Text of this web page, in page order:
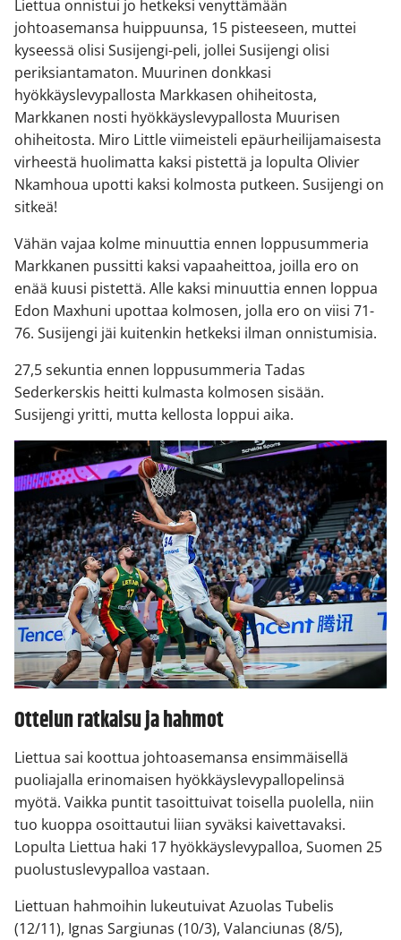
Liettua onnistui jo hetkeksi venyttämään
johtoasemansa huippuunsa, 15 pisteeseen, muttei
kyseessä olisi Susijengi-peli, jollei Susijengi olisi
periksiantamaton. Muurinen donkkasi
hyökkäyslevypallosta Markkasen ohiheitosta,
Markkanen nosti hyökkäyslevypallosta Muurisen
ohiheitosta. Miro Little viimeisteli epäurheilijamaisesta
virheestä huolimatta kaksi pistettä ja lopulta Olivier
Nkamhoua upotti kaksi kolmosta putkeen. Susijengi on
sitkeä!
Vähän vajaa kolme minuuttia ennen loppusummeria
Markkanen pussitti kaksi vapaaheittoa, joilla ero on
enää kuusi pistettä. Alle kaksi minuuttia ennen loppua
Edon Maxhuni upottaa kolmosen, jolla ero on viisi 71-
76. Susijengi jäi kuitenkin hetkeksi ilman onnistumisia.
27,5 sekuntia ennen loppusummeria Tadas
Sederkerskis heitti kulmasta kolmosen sisään.
Susijengi yritti, mutta kellosta loppui aika.
Ottelun ratkaisu ja hahmot
Liettua sai koottua johtoasemansa ensimmäisellä
puoliajalla erinomaisen hyökkäyslevypallopelinsä
myötä. Vaikka puntit tasoittuivat toisella puolella, niin
tuo kuoppa osoittautui liian syväksi kaivettavaksi.
Lopulta Liettua haki 17 hyökkäyslevypalloa, Suomen 25
puolustuslevypalloa vastaan.
Liettuan hahmoihin lukeutuivat Azuolas Tubelis
(12/11), Ignas Sargiunas (10/3), Valanciunas (8/5),